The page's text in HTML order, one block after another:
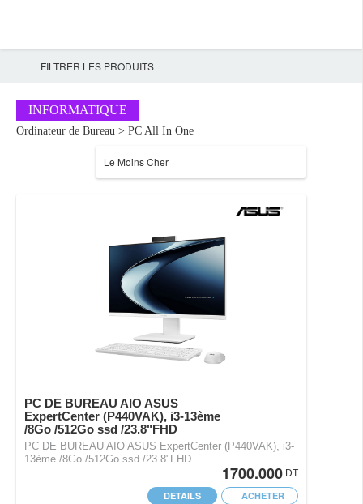
FILTRER LES PRODUITS
INFORMATIQUE
Ordinateur de Bureau > PC All In One
Le Moins Cher
PC DE BUREAU AIO ASUS
ExpertCenter (P440VAK), i3-13ème
/8Go /512Go ssd /23.8"FHD
PC DE BUREAU AIO ASUS ExpertCenter (P440VAK), i3-
13ème /8Go /512Go ssd /23.8"FHD
1700.000 DT
ACHETER
DETAILS